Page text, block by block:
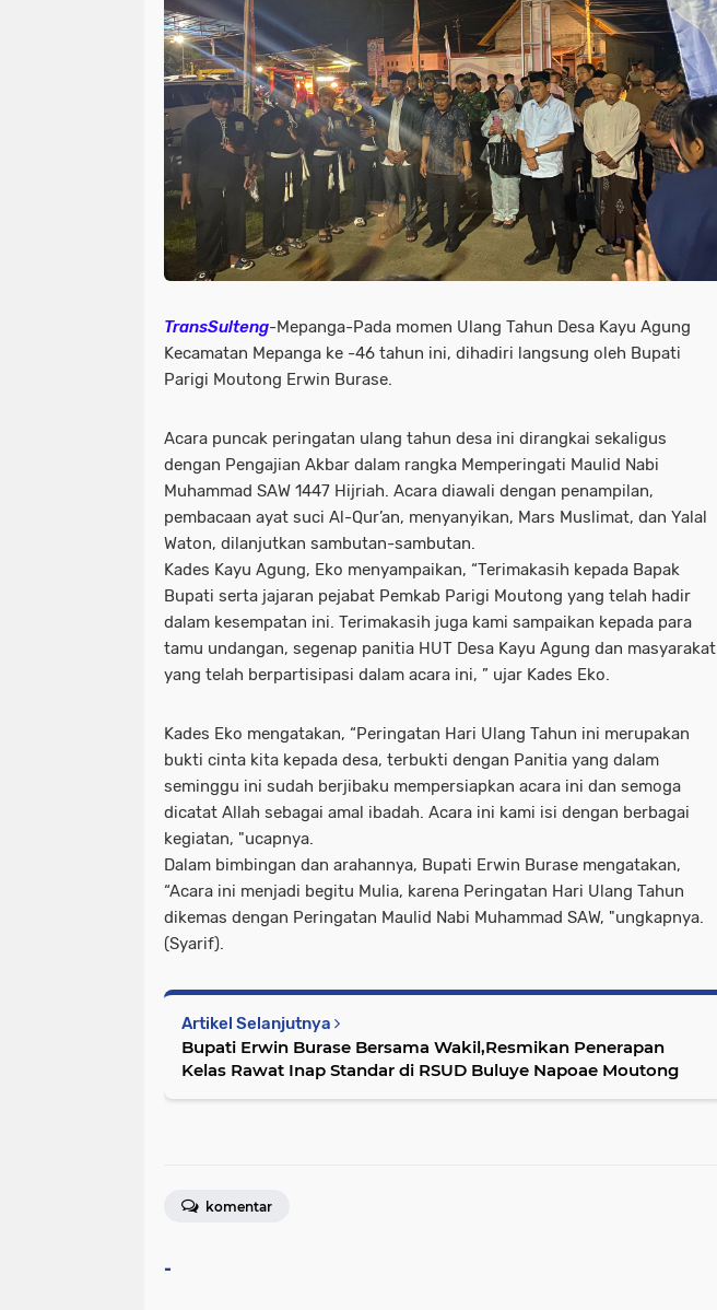
TransSulteng-Mepanga-Pada momen Ulang Tahun Desa Kayu Agung
Kecamatan Mepanga ke -46 tahun ini, dihadiri langsung oleh Bupati
Parigi Moutong Erwin Burase.
Acara puncak peringatan ulang tahun desa ini dirangkai sekaligus
dengan Pengajian Akbar dalam rangka Memperingati Maulid Nabi
Muhammad SAW 1447 Hijriah. Acara diawali dengan penampilan,
pembacaan ayat suci Al-Qur’an, menyanyikan, Mars Muslimat, dan Yalal
Waton, dilanjutkan sambutan-sambutan.
Kades Kayu Agung, Eko menyampaikan, “Terimakasih kepada Bapak
Bupati serta jajaran pejabat Pemkab Parigi Moutong yang telah hadir
dalam kesempatan ini. Terimakasih juga kami sampaikan kepada para
tamu undangan, segenap panitia HUT Desa Kayu Agung dan masyarakat
yang telah berpartisipasi dalam acara ini, ” ujar Kades Eko.
Kades Eko mengatakan, “Peringatan Hari Ulang Tahun ini merupakan
bukti cinta kita kepada desa, terbukti dengan Panitia yang dalam
seminggu ini sudah berjibaku mempersiapkan acara ini dan semoga
dicatat Allah sebagai amal ibadah. Acara ini kami isi dengan berbagai
kegiatan, "ucapnya.
Dalam bimbingan dan arahannya, Bupati Erwin Burase mengatakan,
“Acara ini menjadi begitu Mulia, karena Peringatan Hari Ulang Tahun
dikemas dengan Peringatan Maulid Nabi Muhammad SAW, "ungkapnya.
(Syarif).
Artikel Selanjutnya
Bupati Erwin Burase Bersama Wakil,Resmikan Penerapan
Kelas Rawat Inap Standar di RSUD Buluye Napoae Moutong
komentar
-